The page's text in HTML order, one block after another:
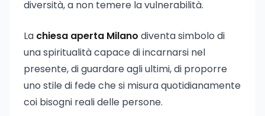
diversità, a non temere la vulnerabilità.
La chiesa aperta Milano diventa simbolo di
una spiritualità capace di incarnarsi nel
presente, di guardare agli ultimi, di proporre
uno stile di fede che si misura quotidianamente
coi bisogni reali delle persone.